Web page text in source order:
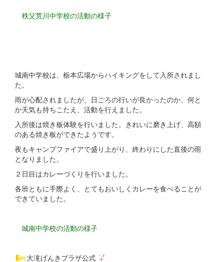
秩父荒川中学校の活動の様子
城南中学校は、栃本広場からハイキングをして入所されまし
た。
雨が心配されましたが、日ごろの行いが良かったのか、何と
か天気も持ちこたえ、活動を行えました。
入所後は焼き板体験を行いました。きれいに磨き上げ、高額
のある焼き板ができたようです。
夜もキャンプファイアで盛り上がり、終わりにした直後の雨
となりました。
２日目はカレーづくりを行いました。
各班ともに手際よく、とてもおいしくカレーを食べることが
できていました。
城南中学校の活動の様子
大滝げんきプラザ公式